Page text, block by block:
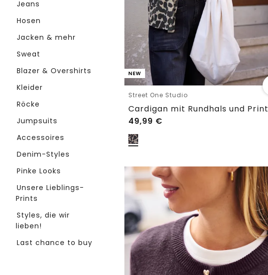
Jeans
Hosen
Jacken & mehr
Sweat
Blazer & Overshirts
Kleider
Röcke
Jumpsuits
Accessoires
Denim-Styles
Pinke Looks
Unsere Lieblings-
Prints
Styles, die wir
lieben!
Last chance to buy
NEW
Street One Studio
Cardigan mit Rundhals und Print
49,99 €